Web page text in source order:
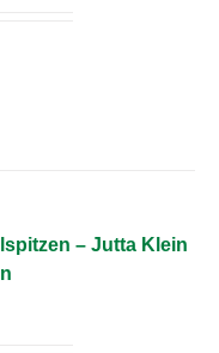
– Jutta Klein